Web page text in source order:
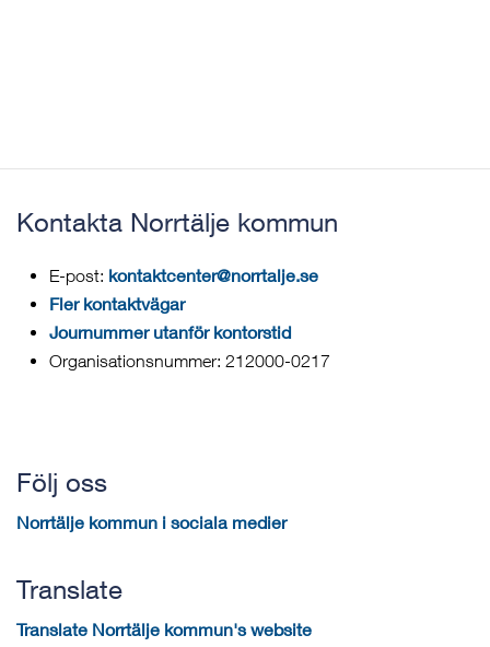
Kontakta Norrtälje kommun
E-post: kontaktcenter@norrtalje.se
Fler kontaktvägar
Journummer utanför kontorstid
Organisationsnummer: 212000-0217
Följ oss
Norrtälje kommun i sociala medier
Translate
Translate Norrtälje kommun's website